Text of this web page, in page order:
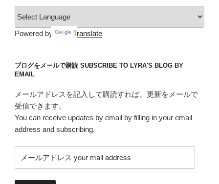
ー
Powered by Translate
ブログをメールで購読 SUBSCRIBE TO LYRA'S BLOG BY
EMAIL
メールアドレスを記入して購読すれば、更新をメールで
受信できます。
You can receive updates by email by filling in your email
address and subscribing.
ー